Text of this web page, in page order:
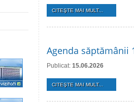
CITEŞTE MAI MULT...
Agenda săptămânii
Publicat: 15.06.2026
CITEŞTE MAI MULT...